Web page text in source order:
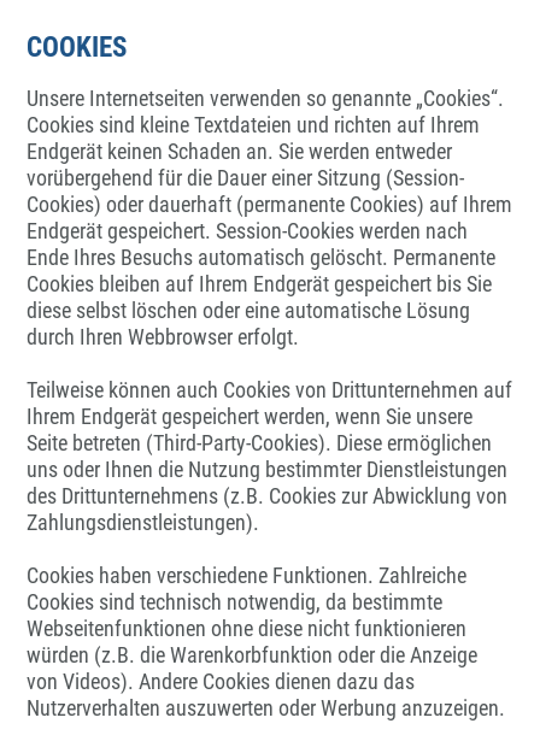
COOKIES
Unsere Internetseiten verwenden so genannte „Cookies“.
Cookies sind kleine Textdateien und richten auf Ihrem
Endgerät keinen Schaden an. Sie werden entweder
vorübergehend für die Dauer einer Sitzung (Session-
Cookies) oder dauerhaft (permanente Cookies) auf Ihrem
Endgerät gespeichert. Session-Cookies werden nach
Ende Ihres Besuchs automatisch gelöscht. Permanente
Cookies bleiben auf Ihrem Endgerät gespeichert bis Sie
diese selbst löschen oder eine automatische Lösung
durch Ihren Webbrowser erfolgt.
Teilweise können auch Cookies von Drittunternehmen auf
Ihrem Endgerät gespeichert werden, wenn Sie unsere
Seite betreten (Third-Party-Cookies). Diese ermöglichen
uns oder Ihnen die Nutzung bestimmter Dienstleistungen
des Drittunternehmens (z.B. Cookies zur Abwicklung von
Zahlungsdienstleistungen).
Cookies haben verschiedene Funktionen. Zahlreiche
Cookies sind technisch notwendig, da bestimmte
Webseitenfunktionen ohne diese nicht funktionieren
würden (z.B. die Warenkorbfunktion oder die Anzeige
von Videos). Andere Cookies dienen dazu das
Nutzerverhalten auszuwerten oder Werbung anzuzeigen.